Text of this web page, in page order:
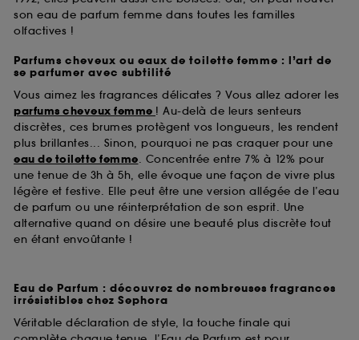
son eau de parfum femme dans toutes les familles
olfactives !
Parfums cheveux ou eaux de toilette femme : l’art de
se parfumer avec subtilité
Vous aimez les fragrances délicates ? Vous allez adorer les
parfums cheveux femme ! Au-delà de leurs senteurs
discrètes, ces brumes protègent vos longueurs, les rendent
plus brillantes... Sinon, pourquoi ne pas craquer pour une
eau de toilette femme. Concentrée entre 7% à 12% pour
une tenue de 3h à 5h, elle évoque une façon de vivre plus
légère et festive. Elle peut être une version allégée de l’eau
de parfum ou une réinterprétation de son esprit. Une
alternative quand on désire une beauté plus discrète tout
en étant envoûtante !
Eau de Parfum : découvrez de nombreuses fragrances
irrésistibles chez Sephora
Véritable déclaration de style, la touche finale qui